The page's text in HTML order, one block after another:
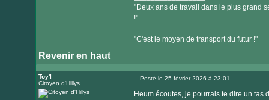
"Deux ans de travail dans le plus grand
!"
"C'est le moyen de transport du futur !"
Revenir en haut
Toy'l
Citoyen d'Hillys
Posté le 25 février 2026 à 23:01
Heum écoutes, je pourrais te dire un tas